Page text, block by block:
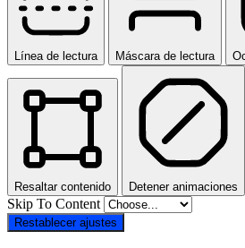
Línea de lectura Máscara de lectura
Resaltar contenido Detener animaciones
Skip To Content
Restablecer ajustes